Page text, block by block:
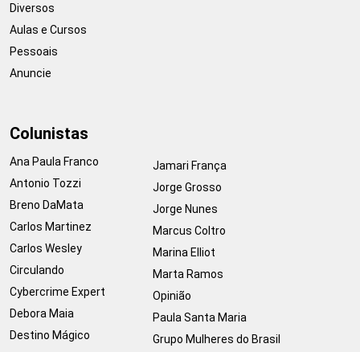
Diversos
Aulas e Cursos
Pessoais
Anuncie
Colunistas
Ana Paula Franco
Antonio Tozzi
Breno DaMata
Carlos Martinez
Carlos Wesley
Circulando
Cybercrime Expert
Debora Maia
Destino Mágico
Jamari França
Jorge Grosso
Jorge Nunes
Marcus Coltro
Marina Elliot
Marta Ramos
Opinião
Paula Santa Maria
Grupo Mulheres do Brasil